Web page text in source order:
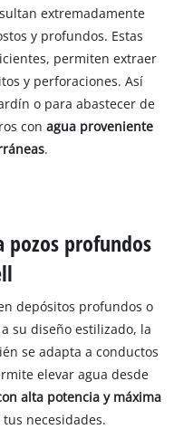
extremadamente
y profundos. Estas
permiten extraer
y perforaciones. Así
o para abastecer de
con agua proveniente
.
pozos profundos
depósitos profundos o
su diseño estilizado, la
se adapta a conductos
elevar agua desde
alta potencia y máxima
necesidades.